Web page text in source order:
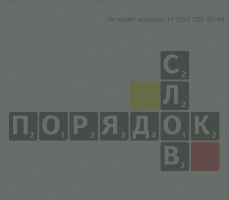
Интернет-магазин +7 (931) 252-92-60